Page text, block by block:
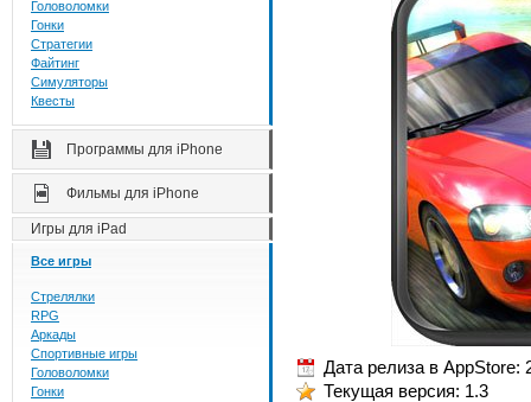
Головоломки
Гонки
Стратегии
Файтинг
Симуляторы
Квесты
Программы для iPhone
Фильмы для iPhone
Игры для iPad
Все игры
Стрелялки
RPG
Аркады
Спортивные игры
Головоломки
Гонки
Дата релиза в AppStore:
Текущая версия: 1.3